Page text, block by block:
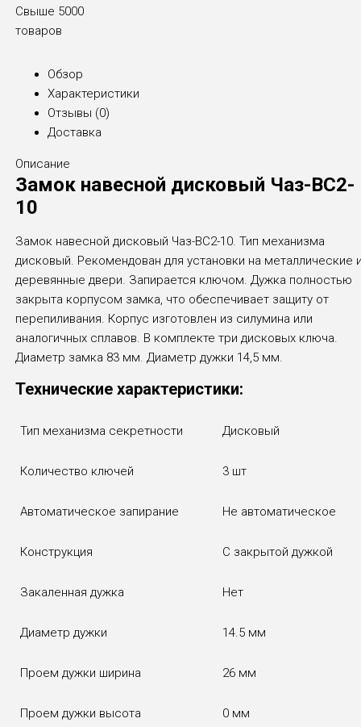
Свыше 5000
товаров
Обзор
Характеристики
Отзывы (0)
Доставка
Описание
Замок навесной дисковый Чаз-ВС2-
10
Замок навесной дисковый Чаз-ВС2-10. Тип механизма
дисковый. Рекомендован для установки на металлические
деревянные двери. Запирается ключом. Дужка полностью
закрыта корпусом замка, что обеспечивает защиту от
перепиливания. Корпус изготовлен из силумина или
аналогичных сплавов. В комплекте три дисковых ключа.
Диаметр замка 83 мм. Диаметр дужки 14,5 мм.
Технические характеристики:
Тип механизма секретности Дисковый
Количество ключей 3 шт
Автоматическое запирание Не автоматическое
Конструкция С закрытой дужкой
Закаленная дужка Нет
Диаметр дужки 14.5 мм
Проем дужки ширина 26 мм
Проем дужки высота 0 мм